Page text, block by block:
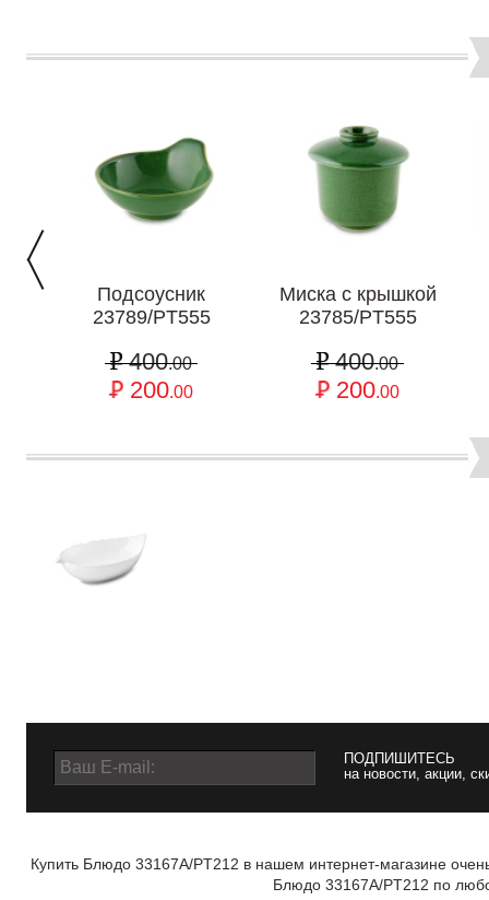
Подсоусник
23789/PT555
400.00
200.00
Миска с крышкой
23785/PT555
400.00
200.00
ПОДПИШИТЕСЬ
на новости, акции,
Купить Блюдо 33167A/PT212 в нашем интернет-магазине
Блюдо 33167A/PT212 по